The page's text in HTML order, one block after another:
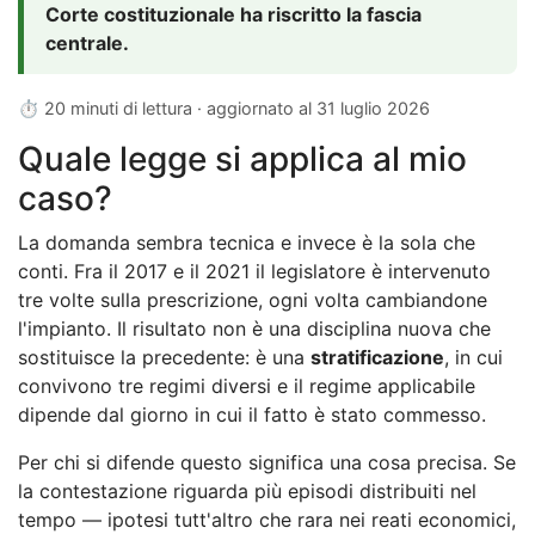
Corte costituzionale ha riscritto la fascia
centrale.
⏱ 20 minuti di lettura · aggiornato al 31 luglio 2026
Quale legge si applica al mio
caso?
La domanda sembra tecnica e invece è la sola che
conti. Fra il 2017 e il 2021 il legislatore è intervenuto
tre volte sulla prescrizione, ogni volta cambiandone
l'impianto. Il risultato non è una disciplina nuova che
sostituisce la precedente: è una stratificazione, in cui
convivono tre regimi diversi e il regime applicabile
dipende dal giorno in cui il fatto è stato commesso.
Per chi si difende questo significa una cosa precisa. Se
la contestazione riguarda più episodi distribuiti nel
tempo — ipotesi tutt'altro che rara nei reati economici,